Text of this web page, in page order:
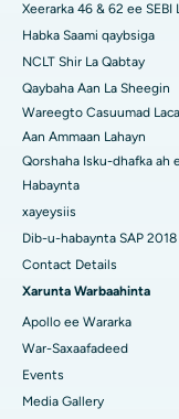
Xeerarka 46 & 62 ee SEBI
Habka Saami qaybsiga
NCLT Shir La Qabtay
Qaybaha Aan La Sheegin
Wareegto Casuumad
Aan Ammaan Lahayn
Qorshaha Isku-dhafka ah
Habaynta
xayeysiis
Dib-u-habaynta SAP 2018
Contact Details
Xarunta Warbaahinta
Apollo ee Wararka
War-Saxaafadeed
Events
Media Gallery